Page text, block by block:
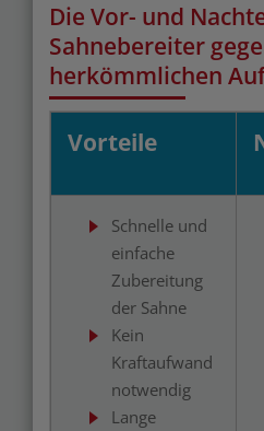
Die Vor- und
Sahnebereiter
herkömmlichen
Vorteile
Schnelle und
einfache
Zubereitung
der Sahne
Kein
Kraftaufwand
notwendig
Lange